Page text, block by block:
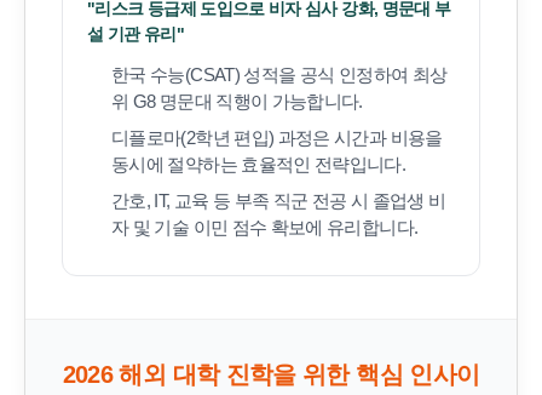
"리스크 등급제 도입으로 비자 심사 강화, 명문대 부
설 기관 유리"
한국 수능(CSAT) 성적을 공식 인정하여 최상
위 G8 명문대 직행이 가능합니다.
디플로마(2학년 편입) 과정은 시간과 비용을
동시에 절약하는 효율적인 전략입니다.
간호, IT, 교육 등 부족 직군 전공 시 졸업생 비
자 및 기술 이민 점수 확보에 유리합니다.
2026 해외 대학 진학을 위한 핵심 인사이